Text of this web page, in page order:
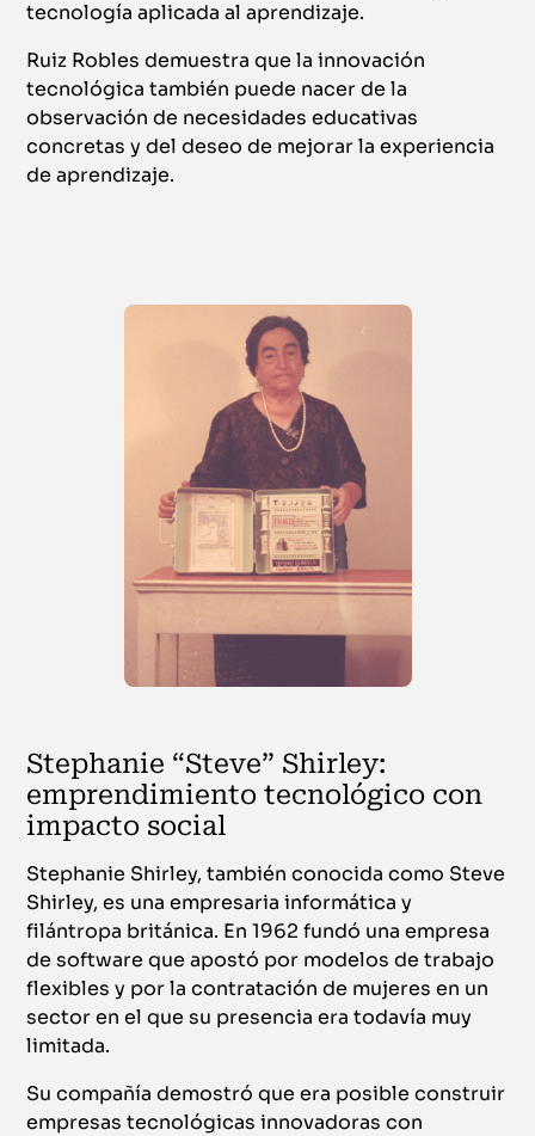
tecnología aplicada al aprendizaje.
Ruiz Robles demuestra que la innovación
tecnológica también puede nacer de la
observación de necesidades educativas
concretas y del deseo de mejorar la experiencia
de aprendizaje.
Stephanie “Steve” Shirley:
emprendimiento tecnológico con
impacto social
Stephanie Shirley, también conocida como Steve
Shirley, es una empresaria informática y
filántropa británica. En 1962 fundó una empresa
de software que apostó por modelos de trabajo
flexibles y por la contratación de mujeres en un
sector en el que su presencia era todavía muy
limitada.
Su compañía demostró que era posible construir
empresas tecnológicas innovadoras con